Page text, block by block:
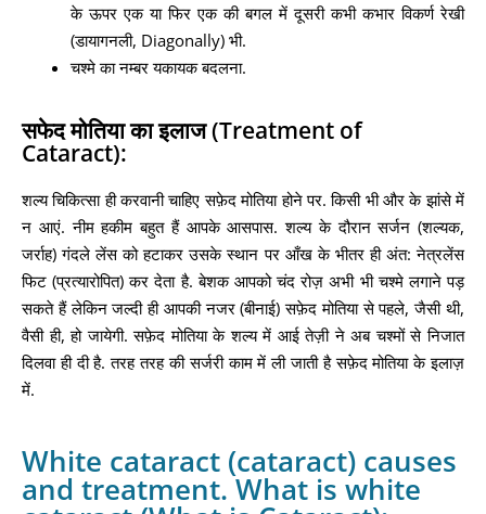
के ऊपर एक या फिर एक की बगल में दूसरी कभी कभार विकर्ण रेखी
(डायागनली, Diagonally) भी.
चश्मे का नम्बर यकायक बदलना.
सफेद मोतिया का इलाज (Treatment of
Cataract):
शल्य चिकित्सा ही करवानी चाहिए सफ़ेद मोतिया होने पर. किसी भी और के झांसे में
न आएं. नीम हकीम बहुत हैं आपके आसपास. शल्य के दौरान सर्जन (शल्यक,
जर्राह) गंदले लेंस को हटाकर उसके स्थान पर आँख के भीतर ही अंत: नेत्रलेंस
फिट (प्रत्यारोपित) कर देता है. बेशक आपको चंद रोज़ अभी भी चश्मे लगाने पड़
सकते हैं लेकिन जल्दी ही आपकी नजर (बीनाई) सफ़ेद मोतिया से पहले, जैसी थी,
वैसी ही, हो जायेगी. सफ़ेद मोतिया के शल्य में आई तेज़ी ने अब चश्मों से निजात
दिलवा ही दी है. तरह तरह की सर्जरी काम में ली जाती है सफ़ेद मोतिया के इलाज़
में.
White cataract (cataract) causes
and treatment. What is white